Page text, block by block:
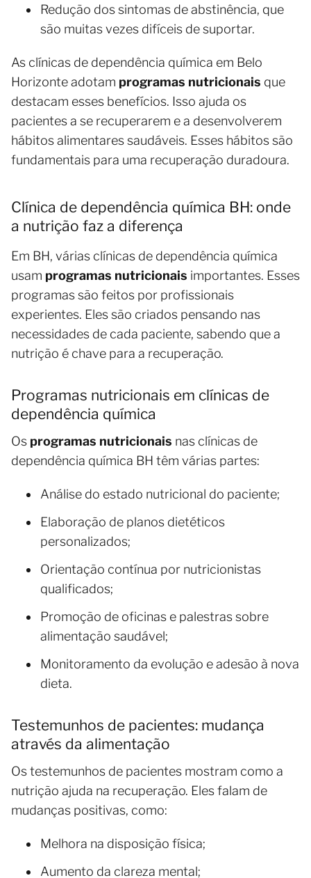
Redução dos sintomas de abstinência, que
são muitas vezes difíceis de suportar.
As clínicas de dependência química em Belo
Horizonte adotam programas nutricionais que
destacam esses benefícios. Isso ajuda os
pacientes a se recuperarem e a desenvolverem
hábitos alimentares saudáveis. Esses hábitos são
fundamentais para uma recuperação duradoura.
Clínica de dependência química BH: onde
a nutrição faz a diferença
Em BH, várias clínicas de dependência química
usam programas nutricionais importantes. Esses
programas são feitos por profissionais
experientes. Eles são criados pensando nas
necessidades de cada paciente, sabendo que a
nutrição é chave para a recuperação.
Programas nutricionais em clínicas de
dependência química
Os programas nutricionais nas clínicas de
dependência química BH têm várias partes:
Análise do estado nutricional do paciente;
Elaboração de planos dietéticos
personalizados;
Orientação contínua por nutricionistas
qualificados;
Promoção de oficinas e palestras sobre
alimentação saudável;
Monitoramento da evolução e adesão à nova
dieta.
Testemunhos de pacientes: mudança
através da alimentação
Os testemunhos de pacientes mostram como a
nutrição ajuda na recuperação. Eles falam de
mudanças positivas, como:
Melhora na disposição física;
Aumento da clareza mental;